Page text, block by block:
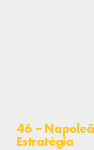
46 –
Estratégia